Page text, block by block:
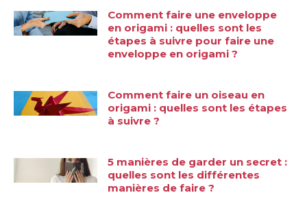
Comment faire une enveloppe
en origami : quelles sont les
étapes à suivre pour faire une
enveloppe en origami ?
Comment faire un oiseau en
origami : quelles sont les étapes
à suivre ?
5 manières de garder un secret :
quelles sont les différentes
manières de faire ?